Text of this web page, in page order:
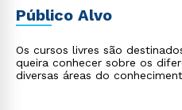
Público Alvo
Os cursos livres são
queira conhecer sobre os
diversas áreas do